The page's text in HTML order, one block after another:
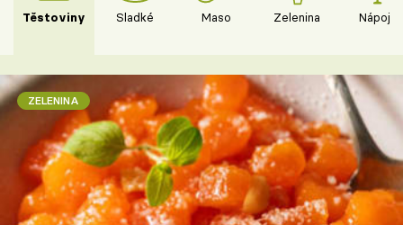
Těstoviny Sladké Maso Zelenina Nápoje
ZELENINA